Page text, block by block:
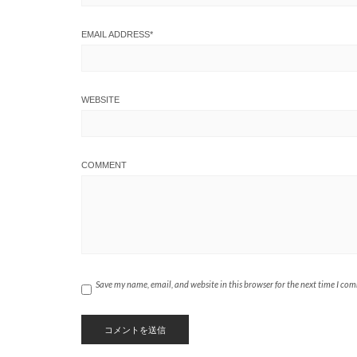
EMAIL ADDRESS*
WEBSITE
COMMENT
Save my name, email, and website in this browser for the next time I